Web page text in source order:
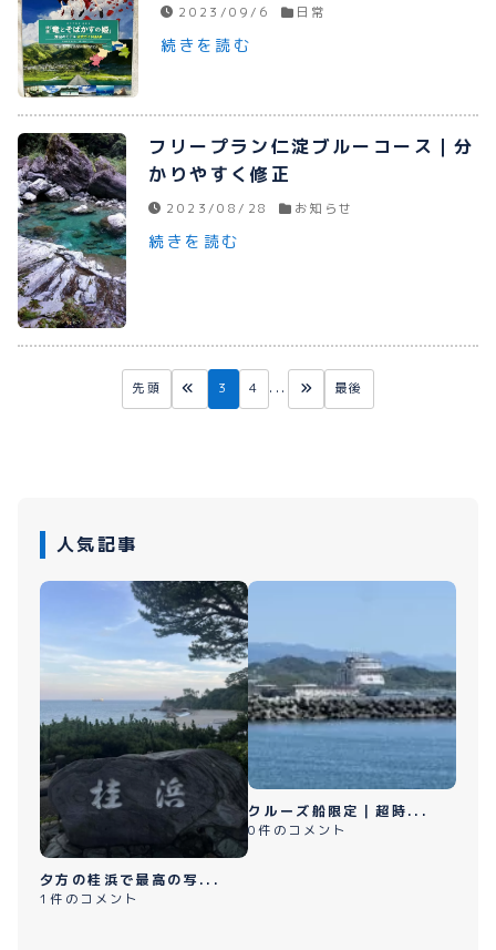
2023/09/6 日常
続きを読む
フリープラン仁淀ブルーコース｜分
かりやすく修正
2023/08/28 お知らせ
続きを読む
先頭 3 4 ... 最後
人気記事
夕方の桂浜で最高の写...
1件のコメント
クルーズ船限定｜超時...
0件のコメント